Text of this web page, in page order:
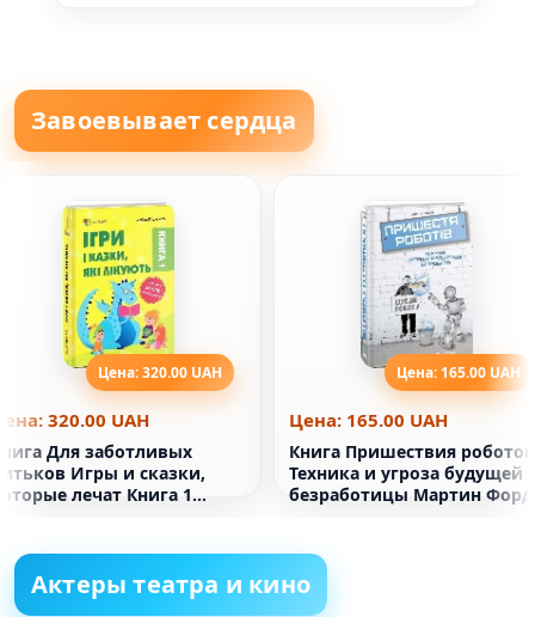
Завоевывает сердца
Цена: 320.00 UAH
320.00 UAH
Для заботливых
Игры и сказки,
лечат Книга 1
Цена: 165.00 UAH
Цена: 165.00 UAH
Книга Пришествия
Техника и угроза будущей
безработицы Мартин Форд
Актеры театра и кино